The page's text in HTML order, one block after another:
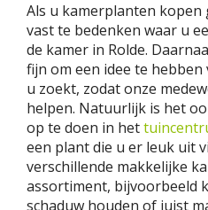
Als u kamerplanten kopen
vast te bedenken waar u
de kamer in Rolde.
fijn om een idee te
u zoekt, zodat onze
helpen. Natuurlijk is het
op te doen in het
een plant die u er leuk uit
verschillende makkelijke
assortiment, bijvoorbeeld
schaduw houden of juist